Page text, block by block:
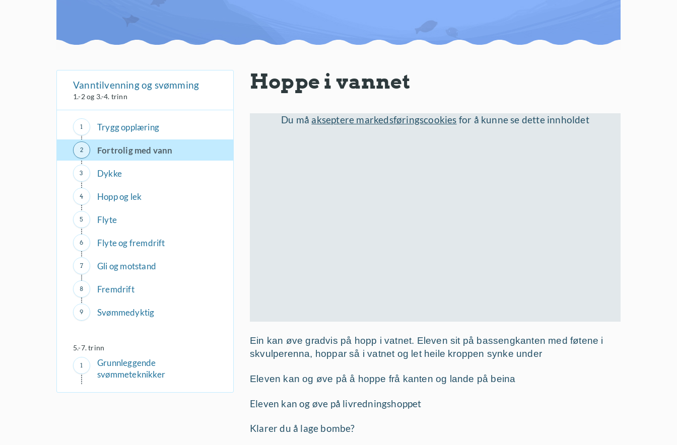
Vanntilvenning og svømming
1.-2 og 3.-4. trinn
Trygg opplæring
Fortrolig med vann
Dykke
Hopp og lek
Flyte
Flyte og fremdrift
Gli og motstand
Fremdrift
Svømmedyktig
5.-7. trinn
Grunnleggende
svømmeteknikker
Hoppe i vannet
Du må akseptere markedsføringscookies for å kunne se dette innholdet
Ein kan øve gradvis på hopp i vatnet. Eleven sit på bassengkanten med føtene i
skvulperenna, hoppar så i vatnet og let heile kroppen synke under
Eleven kan og øve på å hoppe frå kanten og lande på beina
Eleven kan og øve på livredningshoppet
Klarer du å lage bombe?